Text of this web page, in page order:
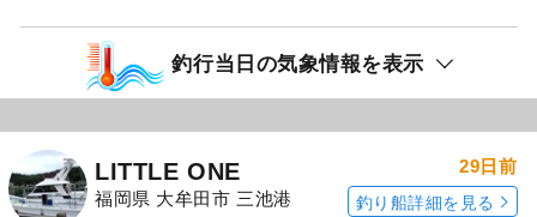
釣行当日の気象情報を表示
LITTLE ONE
福岡県 大牟田市 三池港
29日前
釣り船詳細を見る